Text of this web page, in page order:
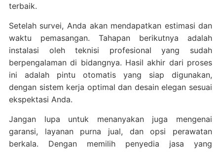
terbaik.
Setelah survei, Anda akan mendapatkan estimasi dan
waktu pemasangan. Tahapan berikutnya adalah
instalasi oleh teknisi profesional yang sudah
berpengalaman di bidangnya. Hasil akhir dari proses
ini adalah pintu otomatis yang siap digunakan,
dengan sistem kerja optimal dan desain elegan sesuai
ekspektasi Anda.
Jangan lupa untuk menanyakan juga mengenai
garansi, layanan purna jual, dan opsi perawatan
berkala. Dengan memilih penyedia jasa yang